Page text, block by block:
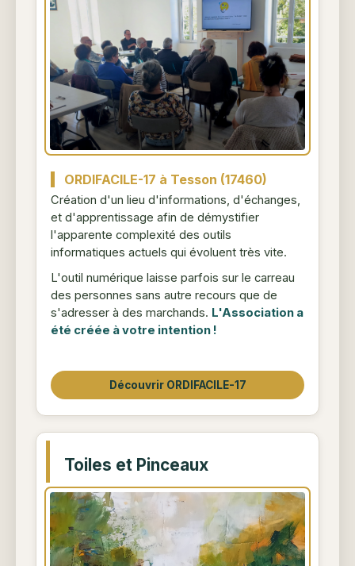
ORDIFACILE-17 à Tesson (17460)
Création d'un lieu d'informations, d'échanges,
et d'apprentissage afin de démystifier
l'apparente complexité des outils
informatiques actuels qui évoluent très vite.
L'outil numérique laisse parfois sur le carreau
des personnes sans autre recours que de
s'adresser à des marchands. L'Association a
été créée à votre intention !
Découvrir ORDIFACILE-17
Toiles et Pinceaux